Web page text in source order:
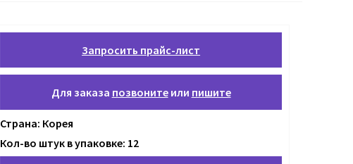
Запросить прайс-лист
Для заказа позвонитеили пишите
Страна: Корея
Кол-во штук в упаковке: 12